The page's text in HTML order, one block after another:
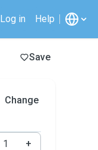
Log in Help
Save
Change
+